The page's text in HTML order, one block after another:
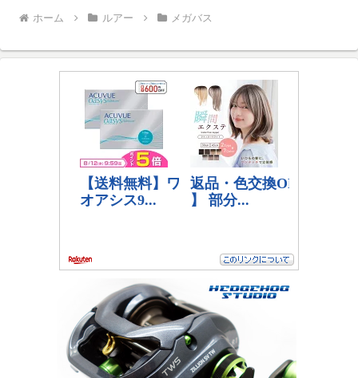
ホーム ルアー メガバス